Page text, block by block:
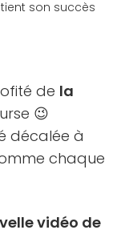
son succès
de la
😉
décalée à
chaque
vidéo de